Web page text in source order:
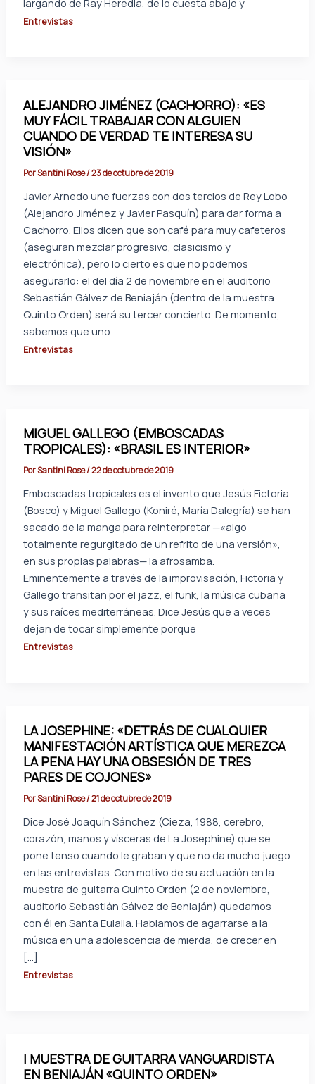
largando de Ray Heredia, de lo cuesta abajo y
Entrevistas
ALEJANDRO JIMÉNEZ (CACHORRO): «ES
MUY FÁCIL TRABAJAR CON ALGUIEN
CUANDO DE VERDAD TE INTERESA SU
VISIÓN»
PorSantini Rose/23 de octubre de 2019
Javier Arnedo une fuerzas con dos tercios de Rey Lobo
(Alejandro Jiménez y Javier Pasquín) para dar forma a
Cachorro. Ellos dicen que son café para muy cafeteros
(aseguran mezclar progresivo, clasicismo y
electrónica), pero lo cierto es que no podemos
asegurarlo: el del día 2 de noviembre en el auditorio
Sebastián Gálvez de Beniaján (dentro de la muestra
Quinto Orden) será su tercer concierto. De momento,
sabemos que uno
Entrevistas
MIGUEL GALLEGO (EMBOSCADAS
TROPICALES): «BRASIL ES INTERIOR»
PorSantini Rose/22 de octubre de 2019
Emboscadas tropicales es el invento que Jesús Fictoria
(Bosco) y Miguel Gallego (Koniré, María Dalegría) se han
sacado de la manga para reinterpretar —«algo
totalmente regurgitado de un refrito de una versión»,
en sus propias palabras— la afrosamba.
Eminentemente a través de la improvisación, Fictoria y
Gallego transitan por el jazz, el funk, la música cubana
y sus raíces mediterráneas. Dice Jesús que a veces
dejan de tocar simplemente porque
Entrevistas
LA JOSEPHINE: «DETRÁS DE CUALQUIER
MANIFESTACIÓN ARTÍSTICA QUE MEREZCA
LA PENA HAY UNA OBSESIÓN DE TRES
PARES DE COJONES»
PorSantini Rose/21 de octubre de 2019
Dice José Joaquín Sánchez (Cieza, 1988, cerebro,
corazón, manos y vísceras de La Josephine) que se
pone tenso cuando le graban y que no da mucho juego
en las entrevistas. Con motivo de su actuación en la
muestra de guitarra Quinto Orden (2 de noviembre,
auditorio Sebastián Gálvez de Beniaján) quedamos
con él en Santa Eulalia. Hablamos de agarrarse a la
música en una adolescencia de mierda, de crecer en
[…]
Entrevistas
I MUESTRA DE GUITARRA VANGUARDISTA
EN BENIAJÁN «QUINTO ORDEN»